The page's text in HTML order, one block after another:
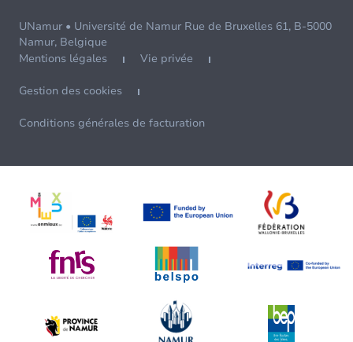
UNamur • Université de Namur Rue de Bruxelles 61, B-5000
Namur, Belgique
Mentions légales
Vie privée
Gestion des cookies
Conditions générales de facturation